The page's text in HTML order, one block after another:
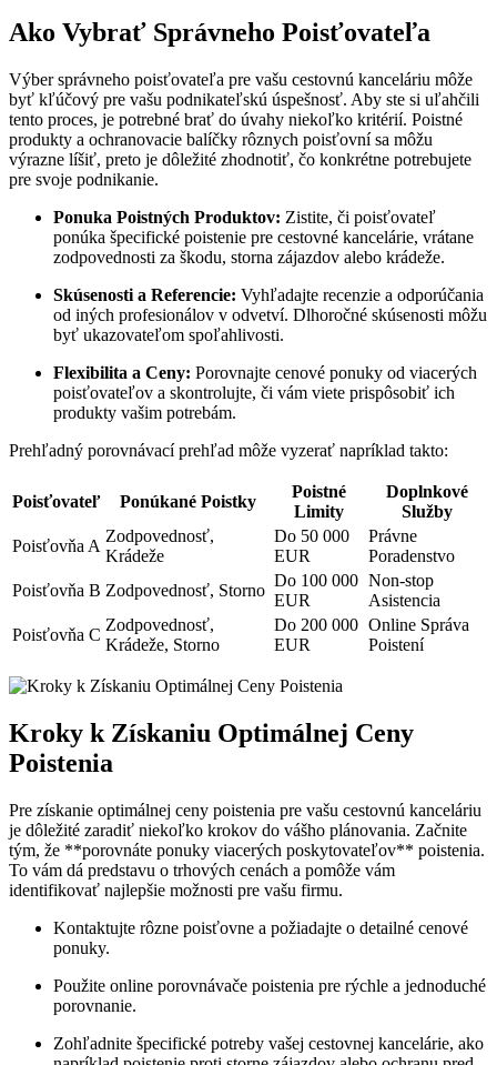
Ako Vybrať Správneho Poisťovateľa
Výber správneho poisťovateľa pre vašu cestovnú kanceláriu môže
byť kľúčový pre vašu podnikateľskú úspešnosť. Aby ste si uľahčili
tento proces, je potrebné brať do úvahy niekoľko kritérií. Poistné
produkty a ochranovacie balíčky rôznych poisťovní sa môžu
výrazne líšiť, preto je dôležité zhodnotiť, čo konkrétne potrebujete
pre svoje podnikanie.
Ponuka Poistných Produktov: Zistite, či poisťovateľ
ponúka špecifické poistenie pre cestovné kancelárie, vrátane
zodpovednosti za škodu, storna zájazdov alebo krádeže.
Skúsenosti a Referencie: Vyhľadajte recenzie a odporúčania
od iných profesionálov v odvetví. Dlhoročné skúsenosti môžu
byť ukazovateľom spoľahlivosti.
Flexibilita a Ceny: Porovnajte cenové ponuky od viacerých
poisťovateľov a skontrolujte, či vám viete prispôsobiť ich
produkty vašim potrebám.
Prehľadný porovnávací prehľad môže vyzerať napríklad takto:
Poisťovateľ Ponúkané Poistky
Poistné
Limity
Doplnkové
Služby
Poisťovňa A
Zodpovednosť,
Krádeže
Do 50 000
EUR
Právne
Poradenstvo
Poisťovňa B Zodpovednosť, Storno
Do 100 000
EUR
Non-stop
Asistencia
Poisťovňa C
Zodpovednosť,
Krádeže, Storno
Do 200 000
EUR
Online Správa
Poistení
Kroky k Získaniu Optimálnej Ceny
Poistenia
Pre získanie optimálnej ceny poistenia pre vašu cestovnú kanceláriu
je dôležité zaradiť niekoľko krokov do vášho plánovania. Začnite
tým, že **porovnáte ponuky viacerých poskytovateľov** poistenia.
To vám dá predstavu o trhových cenách a pomôže vám
identifikovať najlepšie možnosti pre vašu firmu.
Kontaktujte rôzne poisťovne a požiadajte o detailné cenové
ponuky.
Použite online porovnávače poistenia pre rýchle a jednoduché
porovnanie.
Zohľadnite špecifické potreby vašej cestovnej kancelárie, ako